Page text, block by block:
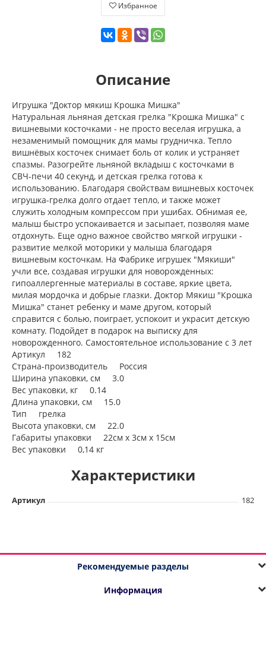
Избранное
Описание
Игрушка "Доктор мякиш Крошка Мишка"
Натуральная льняная детская грелка "Крошка Мишка" с
вишневыми косточками - не просто веселая игрушка, а
незаменимый помощник для мамы грудничка. Тепло
вишнёвых косточек снимает боль от колик и устраняет
спазмы. Разогрейте льняной вкладыш с косточками в
СВЧ-печи 40 секунд, и детская грелка готова к
использованию. Благодаря свойствам вишневых косточек
игрушка-грелка долго отдает тепло, и также может
служить холодным компрессом при ушибах. Обнимая ее,
малыш быстро успокаивается и засыпает, позволяя маме
отдохнуть. Еще одно важное свойство мягкой игрушки -
развитие мелкой моторики у малыша благодаря
вишневым косточкам. На Фабрике игрушек "Мякиши"
учли все, создавая игрушки для новорожденных:
гипоаллергенные материалы в составе, яркие цвета,
милая мордочка и добрые глазки. Доктор Мякиш "Крошка
Мишка" станет ребенку и маме другом, который
справится с болью, поиграет, успокоит и украсит детскую
комнату. Подойдет в подарок на выписку для
новорожденного. Самостоятельное использование с 3 лет
Артикул 182
Страна-производитель Россия
Ширина упаковки, см 3.0
Вес упаковки, кг 0.14
Длина упаковки, см 15.0
Тип грелка
Высота упаковки, см 22.0
Габариты упаковки 22см x 3см x 15см
Вес упаковки 0,14 кг
Характеристики
Артикул 182
Рекомендуемые разделы
Информация